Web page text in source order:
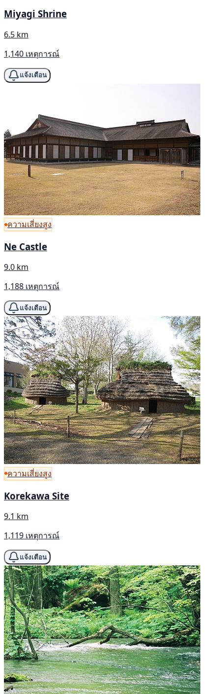
Miyagi Shrine
6.5 km
1,140 เหตุการณ์
แจ้งเตือน
ความเสี่ยงสูง
Ne Castle
9.0 km
1,188 เหตุการณ์
แจ้งเตือน
ความเสี่ยงสูง
Korekawa Site
9.1 km
1,119 เหตุการณ์
แจ้งเตือน